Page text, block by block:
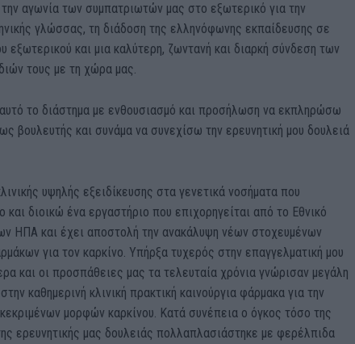
την αγωνία των συμπατριωτών μας στο εξωτερικό για την
γλώσσας, τη διάδοση της ελληνόφωνης εκπαίδευσης σε
εξωτερικού και μια καλύτερη, ζωντανή και διαρκή σύνδεση των
τους με τη χώρα μας.
το διάστημα με ενθουσιασμό και προσήλωση να εκπληρώσω
βουλευτής και συνάμα να συνεχίσω την ερευνητική μου δουλειά
υψηλής εξειδίκευσης στα γενετικά νοσήματα που
και διοικώ ένα εργαστήριο που επιχορηγείται από το Εθνικό
ΗΠΑ και έχει αποστολή την ανακάλυψη νέων στοχευμένων
για τον καρκίνο. Υπήρξα τυχερός στην επαγγελματική μου
και οι προσπάθειες μας τα τελευταία χρόνια γνώρισαν μεγάλη
καθημερινή κλινική πρακτική καινούργια φάρμακα για την
μορφών καρκίνου. Κατά συνέπεια ο όγκος τόσο της
ερευνητικής μας δουλειάς πολλαπλασιάστηκε με φερέλπιδα